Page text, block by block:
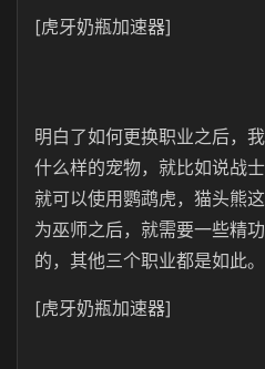
[虎牙奶瓶加速器]
明白了如何更换职业之后，
什么样的宠物，就比如说战
就可以使用鹦鹉虎，猫头熊
为巫师之后，就需要一些精
的，其他三个职业都是如此。
[虎牙奶瓶加速器]